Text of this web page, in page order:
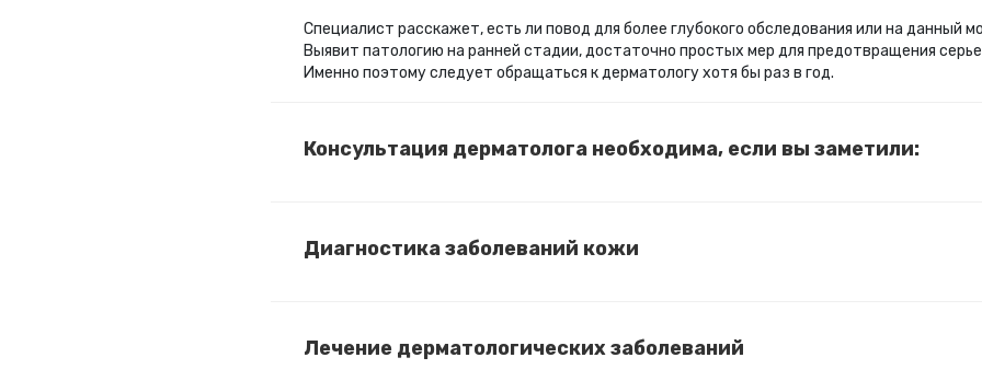
Специалист расскажет, есть ли повод для более глубокого обследования или на данный
Выявит патологию на ранней стадии, достаточно простых мер для предотвращения
Именно поэтому следует обращаться к дерматологу хотя бы раз в год.
Консультация дерматолога необходима, если вы заметили:
Диагностика заболеваний кожи
Лечение дерматологических заболеваний